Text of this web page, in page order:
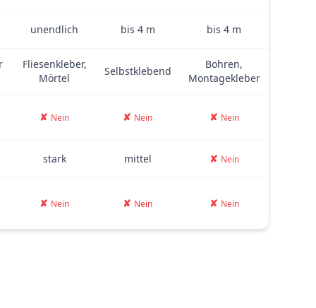
unendlich bis 4 m bis 4 m
Fliesenkleber,
Mörtel
Selbstklebend
Bohren,
Montagekleber
✘ Nein ✘ Nein ✘ Nein
stark mittel ✘ Nein
✘ Nein ✘ Nein ✘ Nein